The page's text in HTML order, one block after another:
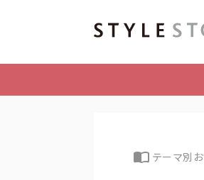
テーマ別